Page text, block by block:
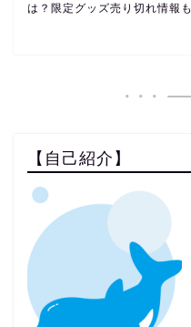
は？限定グッズ売り切れ情報も
【自己紹介】